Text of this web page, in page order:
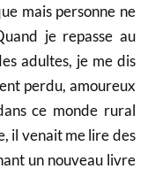
mais personne ne
je repasse au
adultes, je me dis
perdu, amoureux
ce monde rural
il venait me lire des
un nouveau livre